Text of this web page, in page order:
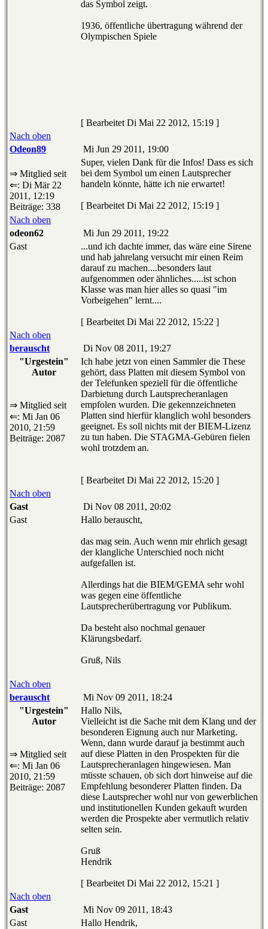
das Symbol zeigt.
1936, öffentliche übertragung während der
Olympischen Spiele
[ Bearbeitet Di Mai 22 2012, 15:19 ]
Nach oben
Odeon89
Mi Jun 29 2011, 19:00
⇒ Mitglied seit
⇐: Di Mär 22
2011, 12:19
Beiträge: 338
Super, vielen Dank für die Infos! Dass es sich
bei dem Symbol um einen Lautsprecher
handeln könnte, hätte ich nie erwartet!
[ Bearbeitet Di Mai 22 2012, 15:19 ]
Nach oben
odeon62
Mi Jun 29 2011, 19:22
Gast
...und ich dachte immer, das wäre eine Sirene
und hab jahrelang versucht mir einen Reim
darauf zu machen....besonders laut
aufgenommen oder ähnliches.....ist schon
Klasse was man hier alles so quasi "im
Vorbeigehen" lernt....
[ Bearbeitet Di Mai 22 2012, 15:22 ]
Nach oben
berauscht
Di Nov 08 2011, 19:27
"Urgestein"
Autor
⇒ Mitglied seit
⇐: Mi Jan 06
2010, 21:59
Beiträge: 2087
Ich habe jetzt von einen Sammler die These
gehört, dass Platten mit diesem Symbol von
der Telefunken speziell für die öffentliche
Darbietung durch Lautsprecheranlagen
empfolen wurden. Die gekennzeichneten
Platten sind hierfür klanglich wohl besonders
geeignet. Es soll nichts mit der BIEM-Lizenz
zu tun haben. Die STAGMA-Gebüren fielen
wohl trotzdem an.
[ Bearbeitet Di Mai 22 2012, 15:20 ]
Nach oben
Gast
Di Nov 08 2011, 20:02
Gast
Hallo berauscht,
das mag sein. Auch wenn mir ehrlich gesagt
der klangliche Unterschied noch nicht
aufgefallen ist.
Allerdings hat die BIEM/GEMA sehr wohl
was gegen eine öffentliche
Lautsprecherübertragung vor Publikum.
Da besteht also nochmal genauer
Klärungsbedarf.
Gruß, Nils
Nach oben
berauscht
Mi Nov 09 2011, 18:24
"Urgestein"
Autor
⇒ Mitglied seit
⇐: Mi Jan 06
2010, 21:59
Beiträge: 2087
Hallo Nils,
Vielleicht ist die Sache mit dem Klang und der
besonderen Eignung auch nur Marketing.
Wenn, dann wurde darauf ja bestimmt auch
auf diese Platten in den Prospekten für die
Lautsprecheranlagen hingewiesen. Man
müsste schauen, ob sich dort hinweise auf die
Empfehlung besonderer Platten finden. Da
diese Lautsprecher wohl nur von gewerblichen
und institutionellen Kunden gekauft wurden
werden die Prospekte aber vermutlich relativ
selten sein.
Gruß
Hendrik
[ Bearbeitet Di Mai 22 2012, 15:21 ]
Nach oben
Gast
Mi Nov 09 2011, 18:43
Gast
Hallo Hendrik,